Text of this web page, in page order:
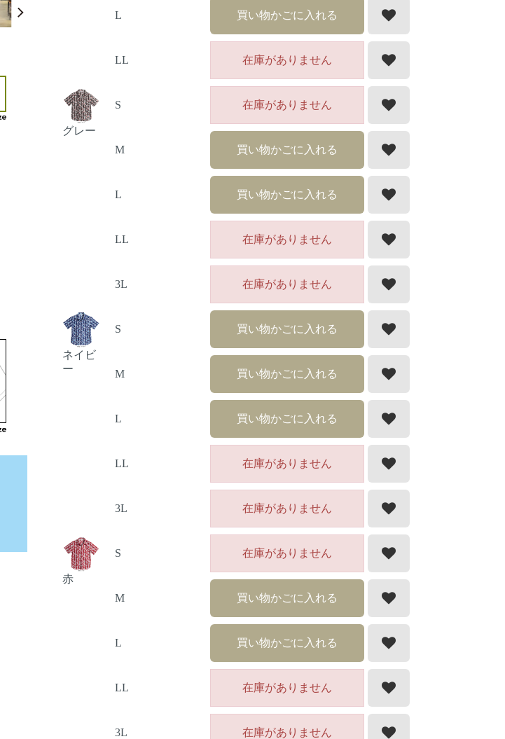
L 買い物かごに入れる
LL 在庫がありません
グレー
S 在庫がありません
M 買い物かごに入れる
L 買い物かごに入れる
LL 在庫がありません
3L 在庫がありません
ネイビ
ー
S 買い物かごに入れる
M 買い物かごに入れる
L 買い物かごに入れる
LL 在庫がありません
3L 在庫がありません
赤
S 在庫がありません
M 買い物かごに入れる
L 買い物かごに入れる
LL 在庫がありません
3L 在庫がありません